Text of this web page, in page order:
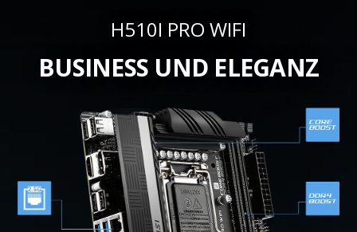
H510I PRO WIFI
BUSINESS UND ELEGANZ